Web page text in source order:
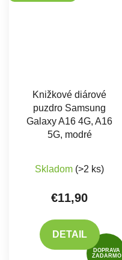
DOPRAVA
ZADARMO
Knižkové diárové
puzdro Samsung
Galaxy A16 4G, A16
5G, modré
Skladom (>2 ks)
€11,90
DETAIL